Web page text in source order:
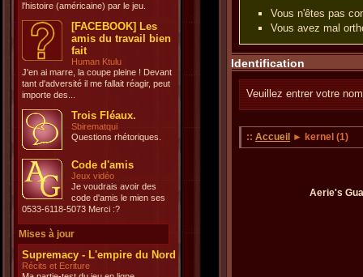
l'histoire (américaine) par le jeu.
[FACEBOOK] Les
amis du travail bien
fait
Human Ktulu
J'en ai marre, la coupe pleine ! Devant
tant d'adversité il me fallait réagir, peut
importe des...
Trois Fléaux.
Sbirematqui
Questions rhétoriques.
Code d'amis
Jeux vidéo
Je voudrais avoir des
code d'amis le mien ses
0533-6118-5073 Merci :?
Mises à jour
Supremacy - L'empire du Nord
Récits et Ecriture
Vous n'êtes pas
Vous avez mal
Identification
Veuillez entrer votre
:: Accueil ► kernel (1)
Aerie's